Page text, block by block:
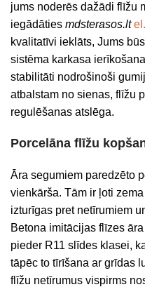
jums noderēs dažādi flīžu
iegādāties mdsterasos.lt
kvalitatīvi ieklāts, Jums
sistēma karkasa
stabilitāti nodrošinoši
atbalstam no sienas, flīžu
regulēšanas atslēga.
Porcelāna flīžu
Āra segumiem paredzēto
vienkārša. Tām ir ļoti
izturīgas pret netīrumiem
Betona imitācijas flīzes
pieder R11 slīdes klasei,
tāpēc to tīrīšana ar grīdas
flīžu netīrumus vispirms